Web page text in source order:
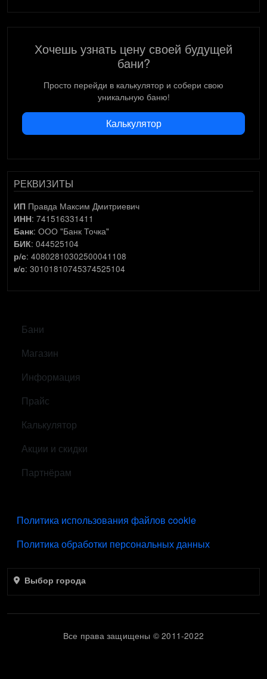
Хочешь узнать цену своей будущей
бани?
Просто перейди в калькулятор и собери свою
уникальную баню!
Калькулятор
РЕКВИЗИТЫ
ИП Правда Максим Дмитриевич
ИНН: 741516331411
Банк: ООО "Банк Точка"
БИК: 044525104
р/с: 40802810302500041108
к/с: 30101810745374525104
САМОЕ ВАЖНОЕ
Бани
Магазин
Информация
Прайс
Калькулятор
Акции и скидки
Партнёрам
ПОДВАЛ
Политика использования файлов cookie
Политика обработки персональных данных
Выбор города
Все права защищены © 2011-2022